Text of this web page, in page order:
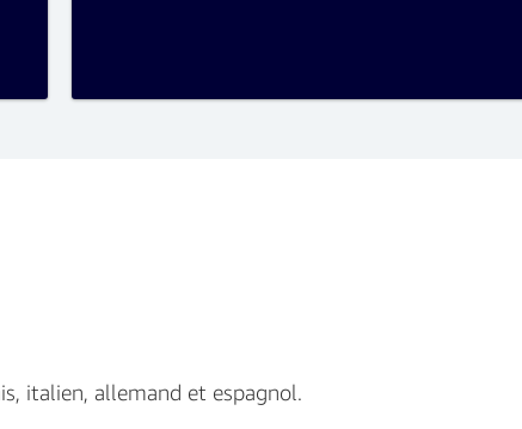
italien, allemand et espagnol.